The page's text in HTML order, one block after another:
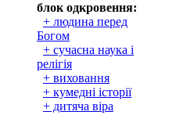
блок одкровення:
+ людина перед
Богом
+ сучасна наука і
релігія
+ виховання
+ кумедні історії
+ дитяча віра